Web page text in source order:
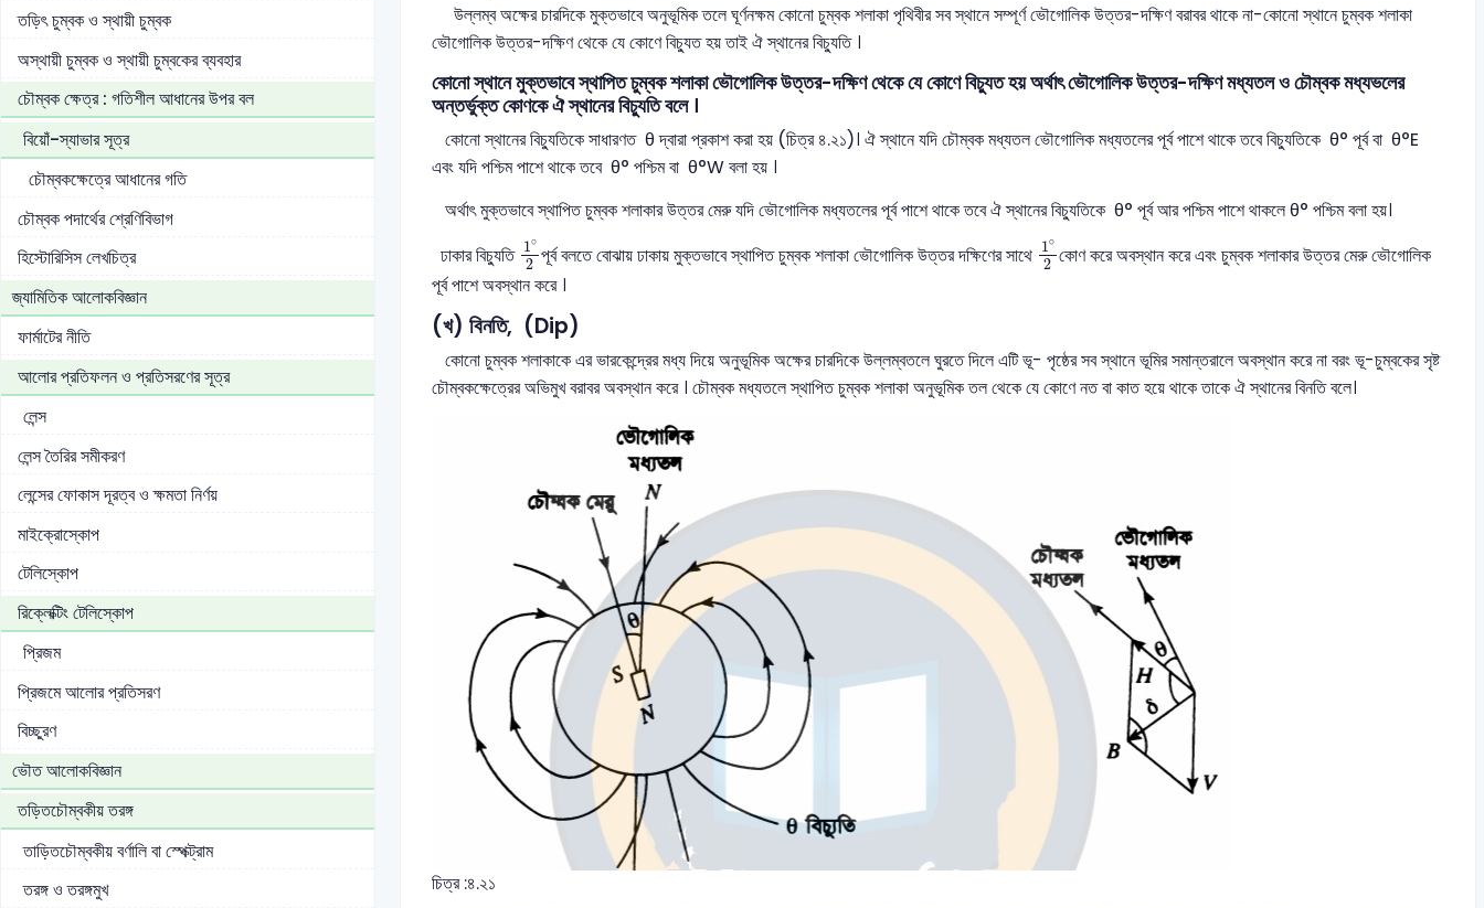
তড়িৎ চুম্বক ও স্থায়ী চুম্বক
অস্থায়ী চুম্বক ও স্থায়ী চুম্বকের ব্যবহার
চৌম্বক ক্ষেত্র : গতিশীল আধানের উপর বল
বিয়োঁ-স্যাভার সূত্র
চৌম্বকক্ষেত্রে আধানের গতি
চৌম্বক পদার্থের শ্রেণিবিভাগ
হিস্টোরিসিস লেখচিত্র
জ্যামিতিক আলোকবিজ্ঞান
ফার্মাটের নীতি
আলোর প্রতিফলন ও প্রতিসরণের সূত্র
লেন্স
লেন্স তৈরির সমীকরণ
লেন্সের ফোকাস দূরত্ব ও ক্ষমতা নির্ণয়
মাইক্রোস্কোপ
টেলিস্কোপ
রিক্লেক্টিং টেলিস্কোপ
প্রিজম
প্রিজমে আলোর প্রতিসরণ
বিচ্ছুরণ
ভৌত আলোকবিজ্ঞান
তড়িতচৌম্বকীয় তরঙ্গ
তাড়িতচৌম্বকীয় বর্ণালি বা স্পেক্ট্রাম
তরঙ্গ ও তরঙ্গমুখ
উল্লম্ব অক্ষের চারদিকে মুক্তভাবে অনুভূমিক তলে ঘূর্ণনক্ষম কোনো চুম্বক শলাকা পৃথিবীর সব স্থানে সম্পূর্ণ ভৌগোলিক উত্তর-দক্ষিণ বরাবর থাকে না-কোনো স্থানে চুম্বক শলাকা
ভৌগোলিক উত্তর-দক্ষিণ থেকে যে কোণে বিচ্যুত হয় তাই ঐ স্থানের বিচ্যুতি ।
কোনো স্থানে মুক্তভাবে স্থাপিত চুম্বক শলাকা ভৌগোলিক উত্তর-দক্ষিণ থেকে যে কোণে বিচ্যুত হয় অর্থাৎ ভৌগোলিক উত্তর-দক্ষিণ মধ্যতল ও চৌম্বক মধ্যভলের
অন্তর্ভুক্ত কোণকে ঐ স্থানের বিচ্যুতি বলে ।
কোনো স্থানের বিচ্যুতিকে সাধারণত θ দ্বারা প্রকাশ করা হয় (চিত্র ৪.২১)। ঐ স্থানে যদি চৌম্বক মধ্যতল ভৌগোলিক মধ্যতলের পূর্ব পাশে থাকে তবে বিচ্যুতিকে θ° পূর্ব বা θ°E
এবং যদি পশ্চিম পাশে থাকে তবে θ° পশ্চিম বা θ°W বলা হয় ।
অর্থাৎ মুক্তভাবে স্থাপিত চুম্বক শলাকার উত্তর মেরু যদি ভৌগোলিক মধ্যতলের পূর্ব পাশে থাকে তবে ঐ স্থানের বিচ্যুতিকে θ° পূর্ব আর পশ্চিম পাশে থাকলে θ° পশ্চিম বলা হয়।
ঢাকার বিচ্যুতি 1∘
2
1∘পূর্ব বলতে বোঝায় ঢাকায় মুক্তভাবে স্থাপিত চুম্বক শলাকা ভৌগোলিক উত্তর দক্ষিণের সাথে 1∘
2
1∘কোণ করে অবস্থান করে এবং চুম্বক শলাকার উত্তর মেরু ভৌগোলিক
পূর্ব পাশে অবস্থান করে ।
(খ) বিনতি, (Dip)
কোনো চুম্বক শলাকাকে এর ভারকেন্দ্রের মধ্য দিয়ে অনুভূমিক অক্ষের চারদিকে উল্লম্বতলে ঘুরতে দিলে এটি ভূ- পৃষ্ঠের সব স্থানে ভূমির সমান্তরালে অবস্থান করে না বরং ভূ-চুম্বকের সৃষ্ট
চৌম্বকক্ষেত্রের অভিমুখ বরাবর অবস্থান করে । চৌম্বক মধ্যতলে স্থাপিত চুম্বক শলাকা অনুভূমিক তল থেকে যে কোণে নত বা কাত হয়ে থাকে তাকে ঐ স্থানের বিনতি বলে।
চিত্র :৪.২১